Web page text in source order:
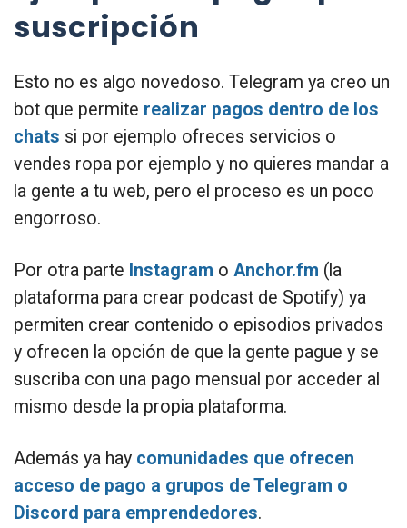
suscripción
Esto no es algo novedoso. Telegram ya creo un
bot que permite realizar pagos dentro de los
chats si por ejemplo ofreces servicios o
vendes ropa por ejemplo y no quieres mandar a
la gente a tu web, pero el proceso es un poco
engorroso.
Por otra parte Instagram o Anchor.fm (la
plataforma para crear podcast de Spotify) ya
permiten crear contenido o episodios privados
y ofrecen la opción de que la gente pague y se
suscriba con una pago mensual por acceder al
mismo desde la propia plataforma.
Además ya hay comunidades que ofrecen
acceso de pago a grupos de Telegram o
Discord para emprendedores.